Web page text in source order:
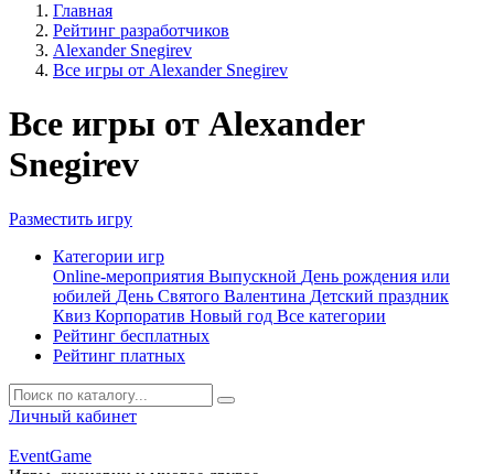
Главная
Рейтинг разработчиков
Alexander Snegirev
Все игры от Alexander Snegirev
Все игры от Alexander
Snegirev
Разместить игру
Категории игр
Online-мероприятия Выпускной День рождения или
юбилей День Святого Валентина Детский праздник
Квиз Корпоратив Новый год Все категории
Рейтинг бесплатных
Рейтинг платных
Личный кабинет
EventGame